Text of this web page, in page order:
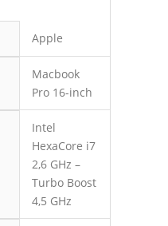
Apple
Macbook
Pro 16-inch
Intel
HexaCore i7
2,6 GHz –
Turbo Boost
4,5 GHz